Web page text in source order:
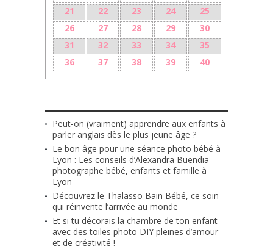
21
22 23 24
25
26
27 28 29
30
31
32 33 34
35
36
37 38 39 40
Peut-on (vraiment) apprendre aux enfants à
parler anglais dès le plus jeune âge ?
Le bon âge pour une séance photo bébé à
Lyon : Les conseils d’Alexandra Buendia
photographe bébé, enfants et famille à
Lyon
Découvrez le Thalasso Bain Bébé, ce soin
qui réinvente l’arrivée au monde
Et si tu décorais la chambre de ton enfant
avec des toiles photo DIY pleines d’amour
et de créativité !